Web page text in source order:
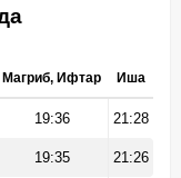
Магриб, Ифтар Иша
19:36 21:28
19:35 21:26